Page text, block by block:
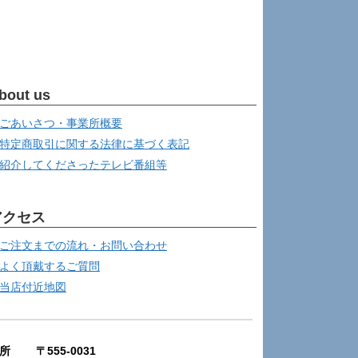
us
ごあいさつ・事業所概要
特定商取引に関する法律に基づく表記
紹介してくださったテレビ番組等
セス
ご注文までの流れ・お問い合わせ
よく頂戴するご質問
当店付近地図
所 〒555-0031